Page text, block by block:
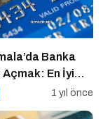
Banka
Açmak: En İyi
Hangileri?1 yıl önce